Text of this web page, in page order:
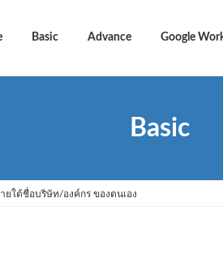
Basic Advance Google
Basic
ยใต้ชื่อบริษัท/องค์กร ของตนเอง